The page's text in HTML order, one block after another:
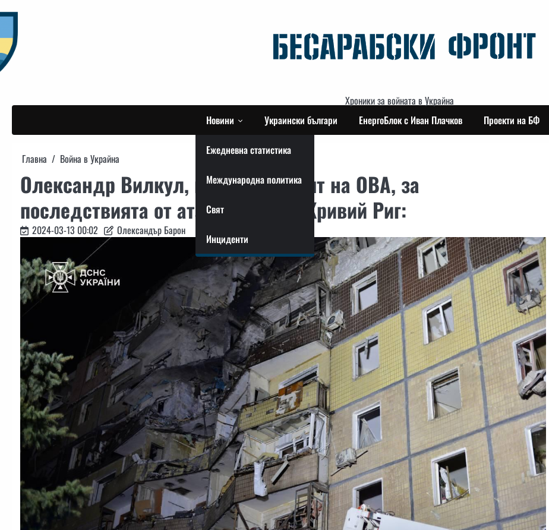
to
content
Хроники за войната в Украйна
Новини
Ежедневна статистика
Международна политика
Свят
Инциденти
Украински българи ЕнергоБлок с Иван Плачков Проекти на БФ
Главна Война в Украйна
Олександр Вилкул, председателят на ОВА, за
последствията от атаката срещу Кривий Риг:
2024-03-13 00:02 Олександър Барон